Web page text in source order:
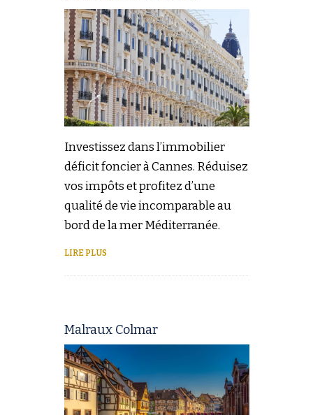
Investissez dans l’immobilier
déficit foncier à Cannes. Réduisez
vos impôts et profitez d’une
qualité de vie incomparable au
bord de la mer Méditerranée.
LIRE PLUS
Malraux Colmar